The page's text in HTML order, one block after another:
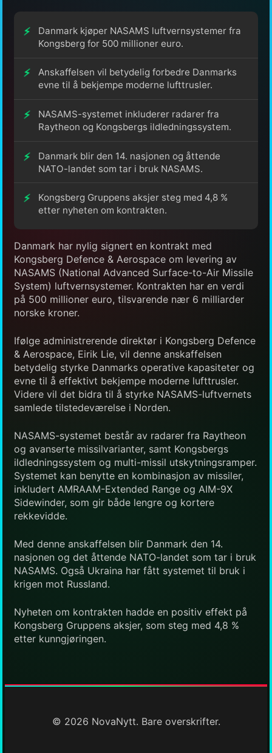
Danmark kjøper NASAMS luftvernsystemer fra
Kongsberg for 500 millioner euro.
Anskaffelsen vil betydelig forbedre Danmarks
evne til å bekjempe moderne lufttrusler.
NASAMS-systemet inkluderer radarer fra
Raytheon og Kongsbergs ildledningssystem.
Danmark blir den 14. nasjonen og åttende
NATO-landet som tar i bruk NASAMS.
Kongsberg Gruppens aksjer steg med 4,8 %
etter nyheten om kontrakten.
Danmark har nylig signert en kontrakt med
Kongsberg Defence & Aerospace om levering av
NASAMS (National Advanced Surface-to-Air Missile
System) luftvernsystemer. Kontrakten har en verdi
på 500 millioner euro, tilsvarende nær 6 milliarder
norske kroner.
Ifølge administrerende direktør i Kongsberg Defence
& Aerospace, Eirik Lie, vil denne anskaffelsen
betydelig styrke Danmarks operative kapasiteter og
evne til å effektivt bekjempe moderne lufttrusler.
Videre vil det bidra til å styrke NASAMS-luftvernets
samlede tilstedeværelse i Norden.
NASAMS-systemet består av radarer fra Raytheon
og avanserte missilvarianter, samt Kongsbergs
ildledningssystem og multi-missil utskytningsramper.
Systemet kan benytte en kombinasjon av missiler,
inkludert AMRAAM-Extended Range og AIM-9X
Sidewinder, som gir både lengre og kortere
rekkevidde.
Med denne anskaffelsen blir Danmark den 14.
nasjonen og det åttende NATO-landet som tar i bruk
NASAMS. Også Ukraina har fått systemet til bruk i
krigen mot Russland.
Nyheten om kontrakten hadde en positiv effekt på
Kongsberg Gruppens aksjer, som steg med 4,8 %
etter kunngjøringen.
© 2026 NovaNytt. Bare overskrifter.